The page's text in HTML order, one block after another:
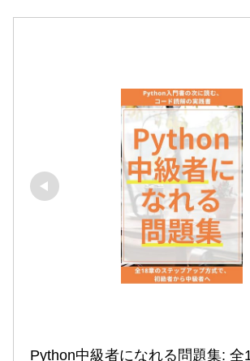
Python中級者になれる問題集: 全